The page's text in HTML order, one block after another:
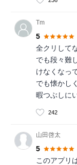
Tm
5
全クリして
でも段々難
けなくなっ
でも懐かし
暇つぶしに
242
山田啓太
5
このアプリ